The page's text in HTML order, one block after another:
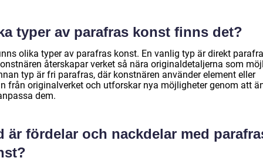
typer av parafras konst finns det?
olika typer av parafras konst. En vanlig typ är direkt
återskapar verket så nära originaldetaljerna som
typ är fri parafras, där konstnären använder element eller
från originalverket och utforskar nya möjligheter genom att
dem.
är fördelar och nackdelar med